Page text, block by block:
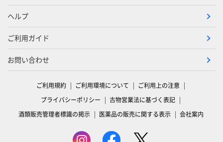
ヘルプ
ご利用ガイド
お問い合わせ
ご利用規約 ご利用環境について
ご利用上の注意
プライバシーポリシー
古物営業法に基づく表記
酒類販売管理者標識の掲示
医薬品の販売に関する表示 会社案内